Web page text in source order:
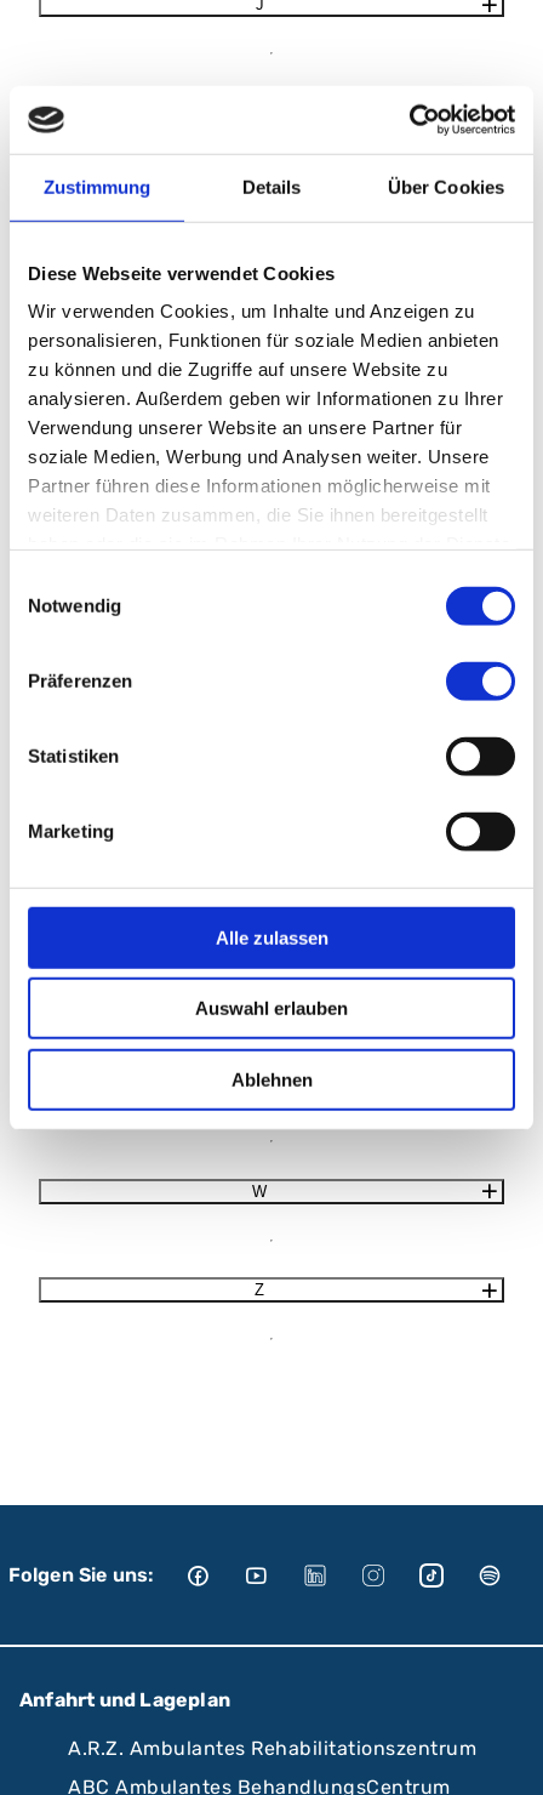
Zustimmung Details Über Cookies
Diese Webseite verwendet Cookies
Wir verwenden Cookies, um Inhalte und Anzeigen zu
personalisieren, Funktionen für soziale Medien anbieten
zu können und die Zugriffe auf unsere Website zu
analysieren. Außerdem geben wir Informationen zu Ihrer
Verwendung unserer Website an unsere Partner für
soziale Medien, Werbung und Analysen weiter. Unsere
Partner führen diese Informationen möglicherweise mit
weiteren Daten zusammen, die Sie ihnen bereitgestellt
Notwendig
Präferenzen
Statistiken
Marketing
Alle zulassen
Auswahl erlauben
Ablehnen
J
N
T
V
W
Z
Folgen Sie uns:
Anfahrt und Lageplan
A.R.Z. Ambulantes Rehabilitationszentrum
ABC Ambulantes BehandlungsCentrum